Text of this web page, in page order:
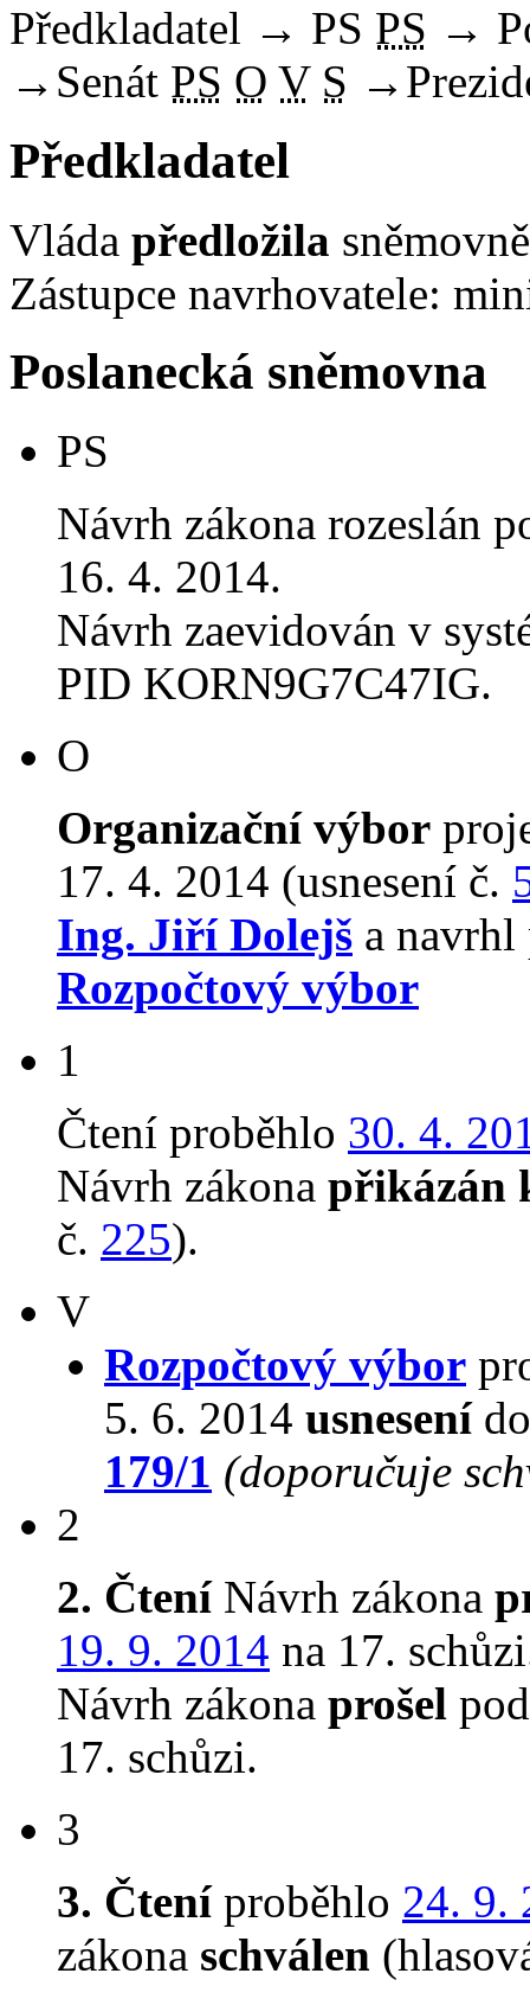
Předkladatel → PS PS →
→ Senát PS O V S →
Předkladatel
Vláda předložila
Zástupce navrhovatele:
Poslanecká sněmovna
PS
Návrh zákona rozeslán
16. 4. 2014.
Návrh zaevidován v
PID KORN9G7C47IG.
O
Organizační výbor
17. 4. 2014 (usnesení č.
Ing. Jiří Dolejš a
Rozpočtový výbor
1
Čtení proběhlo 30. 4.
Návrh zákona přikázán
č. 225).
V
Rozpočtový výbor
5. 6. 2014 usnesení
179/1 (doporučuje
2
2. ČteníNávrh zákona
19. 9. 2014 na 17.
Návrh zákona prošel
17. schůzi.
3
3. Čteníproběhlo 24. 9.
zákona schválen